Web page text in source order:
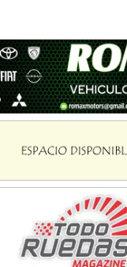
(Asfalto)
- F4
(Tierra)
DE E-KART.COM.AR
6